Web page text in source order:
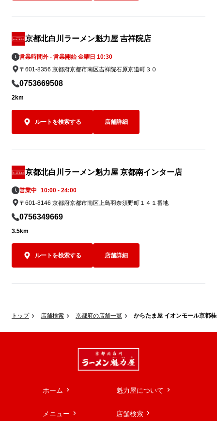
トップ 店舗検索 京都府の店舗一覧 からたま屋 イオンモール京都
京都北白川ラーメン魁力屋 吉祥院店
営業時間外 - 営業開始 金曜日 10:30
〒601-8356 京都府京都市南区吉祥院石原京道町３０
0753669508
2km
ルートを検索する 店舗詳細
京都北白川ラーメン魁力屋 京都南インター店
営業中
10:00 - 24:00
〒601-8146 京都府京都市南区上鳥羽奈須野町１４１番地
0756349669
3.5km
ルートを検索する 店舗詳細
ホーム 魁力屋について
メニュー 店舗検索